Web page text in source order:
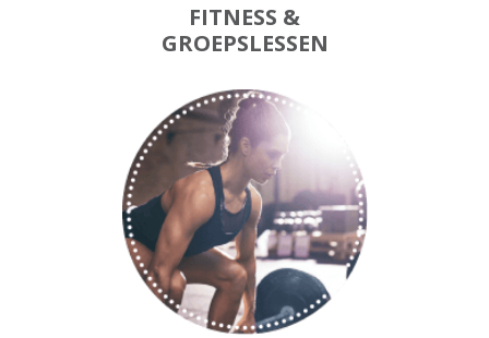
FITNESS &
GROEPSLESSEN